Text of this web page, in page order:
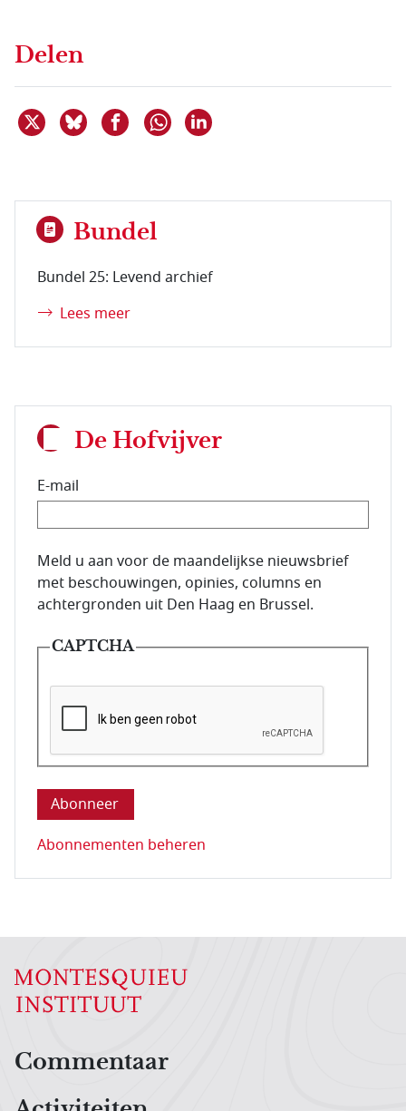
Delen
Deel dit item op X
Deel dit item op Bluesky
Deel dit item op Facebook
Delen via WhatsApp
Bundel
Bundel 25: Levend archief
Lees meer
De Hofvijver
E-mail
E-mailadres van de abonnee.
Meld u aan voor de maandelijkse nieuwsbrief
met beschouwingen, opinies, columns en
achtergronden uit Den Haag en Brussel.
CAPTCHA
Deze vraag is om te controleren dat u een mens
Abonnementen beheren
Hoofdnavigatiemenu
Commentaar